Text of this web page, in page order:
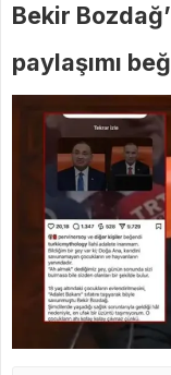
Bekir
paylaşımı